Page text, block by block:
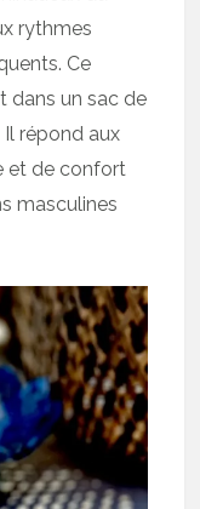
rythmes
Ce
dans un sac de
répond aux
et de confort
masculines